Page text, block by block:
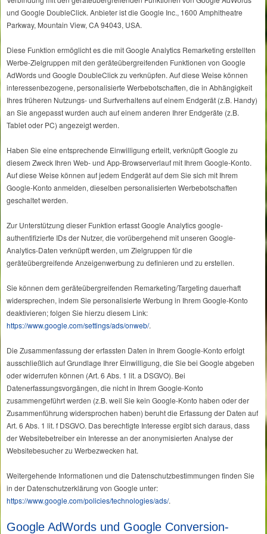
und Google DoubleClick. Anbieter ist die Google Inc., 1600 Amphitheatre
Parkway, Mountain View, CA 94043, USA.
Diese Funktion ermöglicht es die mit Google Analytics Remarketing erstellten
Werbe-Zielgruppen mit den geräteübergreifenden Funktionen von Google
AdWords und Google DoubleClick zu verknüpfen. Auf diese Weise können
interessenbezogene, personalisierte Werbebotschaften, die in Abhängigkeit
Ihres früheren Nutzungs- und Surfverhaltens auf einem Endgerät (z.B. Handy)
an Sie angepasst wurden auch auf einem anderen Ihrer Endgeräte (z.B.
Tablet oder PC) angezeigt werden.
Haben Sie eine entsprechende Einwilligung erteilt, verknüpft Google zu
diesem Zweck Ihren Web- und App-Browserverlauf mit Ihrem Google-Konto.
Auf diese Weise können auf jedem Endgerät auf dem Sie sich mit Ihrem
Google-Konto anmelden, dieselben personalisierten Werbebotschaften
geschaltet werden.
Zur Unterstützung dieser Funktion erfasst Google Analytics google-
authentifizierte IDs der Nutzer, die vorübergehend mit unseren Google-
Analytics-Daten verknüpft werden, um Zielgruppen für die
geräteübergreifende Anzeigenwerbung zu definieren und zu erstellen.
Sie können dem geräteübergreifenden Remarketing/Targeting dauerhaft
widersprechen, indem Sie personalisierte Werbung in Ihrem Google-Konto
deaktivieren; folgen Sie hierzu diesem Link:
https://www.google.com/settings/ads/onweb/.
Die Zusammenfassung der erfassten Daten in Ihrem Google-Konto erfolgt
ausschließlich auf Grundlage Ihrer Einwilligung, die Sie bei Google abgeben
oder widerrufen können (Art. 6 Abs. 1 lit. a DSGVO). Bei
Datenerfassungsvorgängen, die nicht in Ihrem Google-Konto
zusammengeführt werden (z.B. weil Sie kein Google-Konto haben oder der
Zusammenführung widersprochen haben) beruht die Erfassung der Daten auf
Art. 6 Abs. 1 lit. f DSGVO. Das berechtigte Interesse ergibt sich daraus, dass
der Websitebetreiber ein Interesse an der anonymisierten Analyse der
Websitebesucher zu Werbezwecken hat.
Weitergehende Informationen und die Datenschutzbestimmungen finden Sie
in der Datenschutzerklärung von Google unter:
https://www.google.com/policies/technologies/ads/.
Google AdWords und Google Conversion-